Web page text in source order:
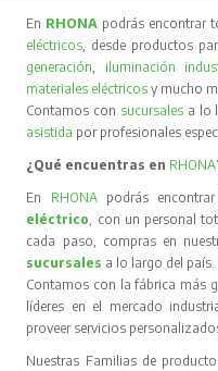
En RHONA podrás encontrar
eléctricos, desde productos
generación, iluminación
materiales eléctricos y mucho
Contamos con sucursales a lo
asistida por profesionales
¿Qué encuentras en RHONA
En RHONA podrás
eléctrico, con un personal
cada paso, compras en
sucursales a lo largo del país.
Contamos con la fábrica más
líderes en el mercado
proveer servicios
Nuestras Familias de